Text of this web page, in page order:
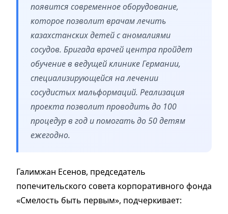
появится современное оборудование,
которое позволит врачам лечить
казахстанских детей с аномалиями
сосудов. Бригада врачей центра пройдет
обучение в ведущей клинике Германии,
специализирующейся на лечении
сосудистых мальформаций. Реализация
проекта позволит проводить до 100
процедур в год и помогать до 50 детям
ежегодно.
Галимжан Есенов, председатель
попечительского совета корпоративного фонда
«Смелость быть первым», подчеркивает: